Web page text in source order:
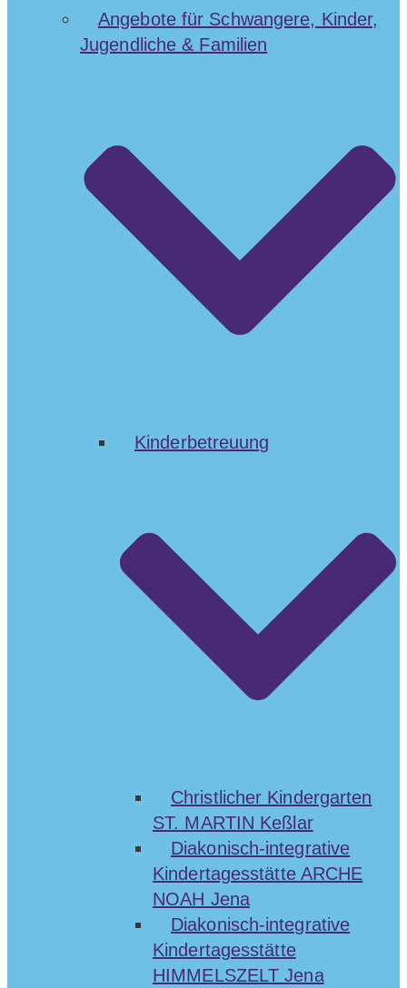
Angebote für Schwangere, Kinder,
Jugendliche & Familien
Kinderbetreuung
Christlicher Kindergarten
ST. MARTIN Keßlar
Diakonisch-integrative
Kindertagesstätte ARCHE
NOAH Jena
Diakonisch-integrative
Kindertagesstätte
HIMMELSZELT Jena